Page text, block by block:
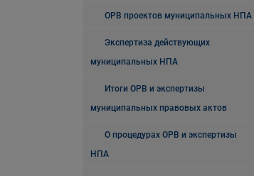
ОРВ проектов муниципальных НПА
Экспертиза действующих
муниципальных НПА
Итоги ОРВ и экспертизы
муниципальных правовых актов
О процедурах ОРВ и экспертизы
НПА